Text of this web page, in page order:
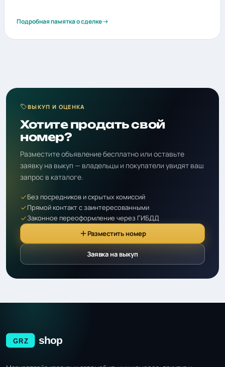
Подробная памятка о сделке
ВЫКУП И ОЦЕНКА
Хотите продать свой
номер?
Разместите объявление бесплатно или оставьте
заявку на выкуп — владельцы и покупатели увидят ваш
запрос в каталоге.
Без посредников и скрытых комиссий
Прямой контакт с заинтересованными
Законное переоформление через ГИБДД
Разместить номер
Заявка на выкуп